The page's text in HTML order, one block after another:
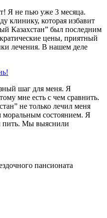
Я не пью уже 3 месяца.
которая избавит
Казахстан” был последним
цены, приятный
лечения. В нашем деле
шаг для меня. Я
мне есть с чем сравнить.
не только лечил меня
моральным состоянием. Я
пить. Мы выяснили
пансионата